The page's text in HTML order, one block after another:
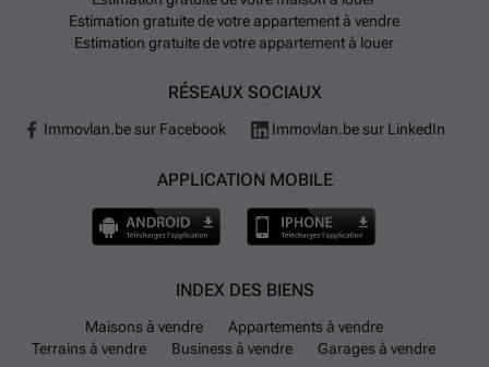
Estimation gratuite de votre appartement à vendre
Estimation gratuite de votre appartement à louer
RÉSEAUX SOCIAUX
Immovlan.be sur Facebook Immovlan.be sur LinkedIn
APPLICATION MOBILE
INDEX DES BIENS
Maisons à vendre
Appartements à vendre
Terrains à vendre
Business à vendre Garages à vendre